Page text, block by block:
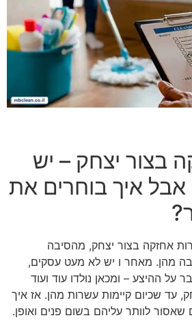
בצור יצחק – יש
איך בוחרים את
אחזקה בצור יצחק, מהסיבה
מהן. מאחר ו יש לא מעט עסקים,
על ההיצע – ומכאן נולדו עוד ועוד
עד שכיום קיימות עשרות מהן. אז איך
לוותר עליהם בשום פנים ואופן.